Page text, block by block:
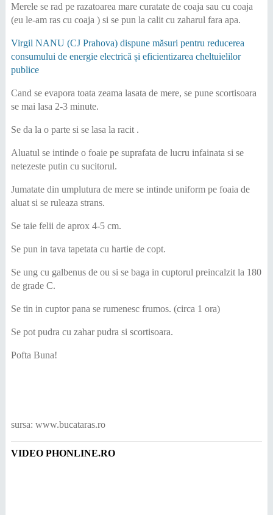
Merele se rad pe razatoarea mare curatate de coaja sau cu coaja
(eu le-am ras cu coaja ) si se pun la calit cu zaharul fara apa.
Virgil NANU (CJ Prahova) dispune măsuri pentru reducerea
consumului de energie electrică și eficientizarea cheltuielilor
publice
Cand se evapora toata zeama lasata de mere, se pune scortisoara
se mai lasa 2-3 minute.
Se da la o parte si se lasa la racit .
Aluatul se intinde o foaie pe suprafata de lucru infainata si se
netezeste putin cu sucitorul.
Jumatate din umplutura de mere se intinde uniform pe foaia de
aluat si se ruleaza strans.
Se taie felii de aprox 4-5 cm.
Se pun in tava tapetata cu hartie de copt.
Se ung cu galbenus de ou si se baga in cuptorul preincalzit la 180
de grade C.
Se tin in cuptor pana se rumenesc frumos. (circa 1 ora)
Se pot pudra cu zahar pudra si scortisoara.
Pofta Buna!
sursa: www.bucataras.ro
VIDEO PHONLINE.RO